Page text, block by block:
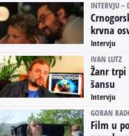
INTERVJU
krvna
Intervju
IVAN LUTZ
Žanr
šansu
Intervju
GORAN
Film u